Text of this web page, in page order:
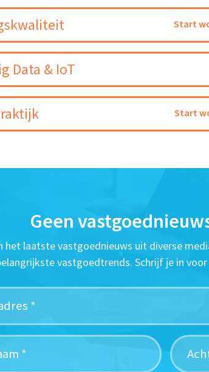
Start
Data & IoT
Start
Geen
het laatste vastgoednieuws uit diverse
vastgoedtrends. Schrijf je in